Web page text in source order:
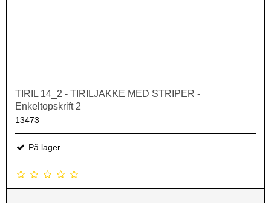
TIRIL 14_2 - TIRILJAKKE MED STRIPER -
Enkeltopskrift 2
13473
På lager